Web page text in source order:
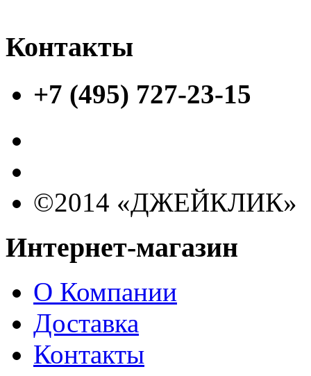
Контакты
+7 (495) 727-23-15
©2014 «ДЖЕЙКЛИК»
Интернет-магазин
О Компании
Доставка
Контакты